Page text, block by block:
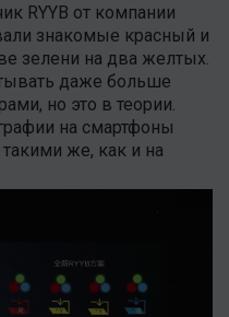
RYYB от компании
знакомые красный и
зелени на два желтых.
даже больше
но это в теории.
на смартфоны
же, как и на